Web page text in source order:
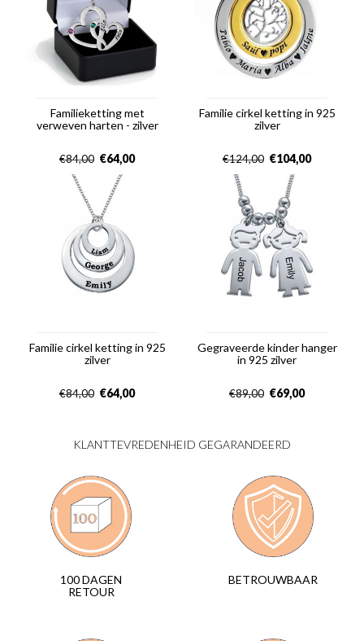
Familieketting met
verweven harten - zilver
€84,00 €64,00
Familie cirkel ketting in 925
zilver
€124,00 €104,00
Familie cirkel ketting in 925
zilver
€84,00 €64,00
Gegraveerde kinder hanger
in 925 zilver
€89,00 €69,00
KLANTTEVREDENHEID GEGARANDEERD
100 DAGEN
RETOUR
BETROUWBAAR